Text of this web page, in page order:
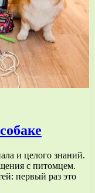
и целого знаний.
с питомцем.
первый раз это